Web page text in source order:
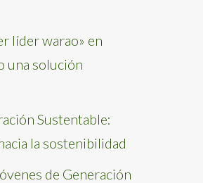
líder warao» en
una solución
Sustentable:
la sostenibilidad
de Generación